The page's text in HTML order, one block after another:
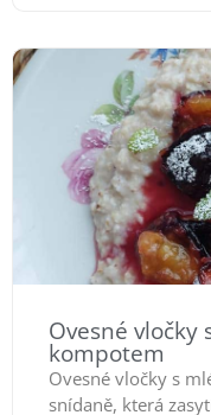
Ovesné vločky
kompotem
Ovesné vločky s
snídaně, která